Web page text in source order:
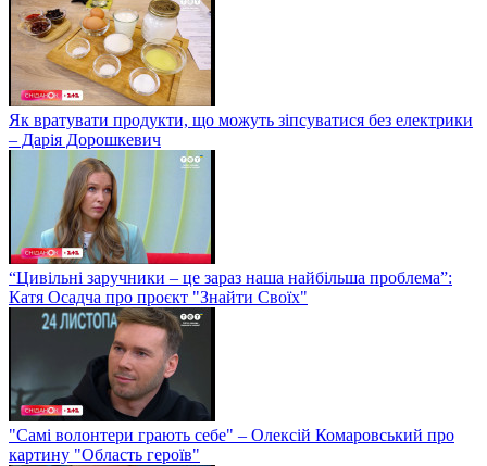
Як вратувати продукти, що можуть зіпсуватися без електрики
– Дарія Дорошкевич
“Цивільні заручники – це зараз наша найбільша проблема”:
Катя Осадча про проєкт "Знайти Своїх"
"Самі волонтери грають себе" – Олексій Комаровський про
картину "Область героїв"